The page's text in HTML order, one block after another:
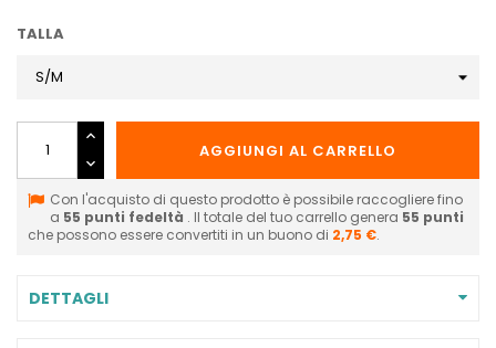
TALLA
AGGIUNGI AL CARRELLO
Con l'acquisto di questo prodotto è possibile raccogliere fino
a 55 punti fedeltà . Il totale del tuo carrello genera 55 punti
che possono essere convertiti in un buono di 2,75 €.
DETTAGLI